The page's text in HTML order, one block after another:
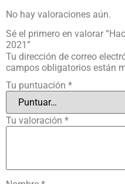
No hay valoraciones aún.
Sé el primero en valorar
2021”
Tu dirección de correo
campos obligatorios están
Tu puntuación *
Tu valoración *